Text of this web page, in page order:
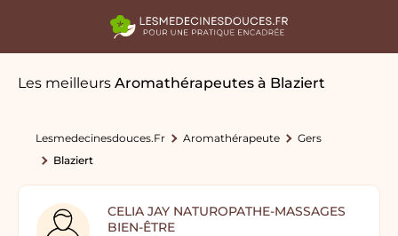
Les meilleurs Aromathérapeutes à Blaziert
Lesmedecinesdouces.fr Aromathérapeute
Gers
Blaziert
CELIA JAY NATUROPATHE-MASSAGES
BIEN-ÊTRE